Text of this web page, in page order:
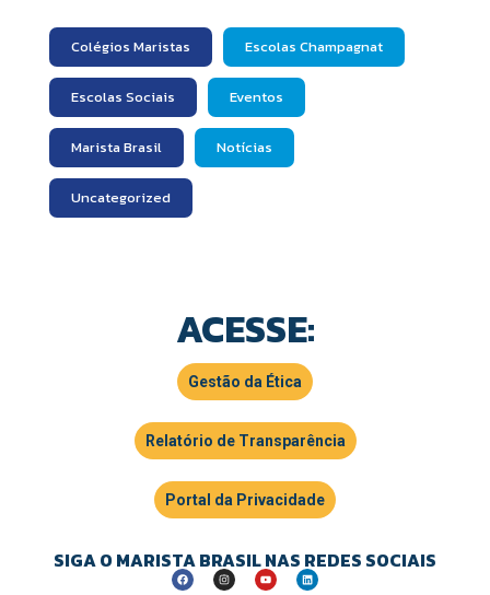
Colégios Maristas Escolas Champagnat
Escolas Sociais Eventos
Marista Brasil Notícias
Uncategorized
ACESSE:
Gestão da Ética
Relatório de Transparência
Portal da Privacidade
SIGA O MARISTA BRASIL NAS REDES SOCIAIS